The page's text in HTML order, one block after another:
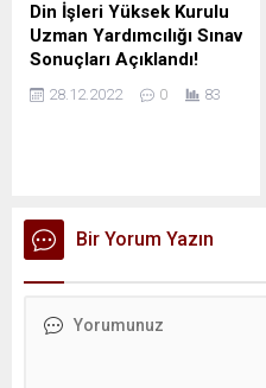
Din İşleri Yüksek Kurulu
Uzman Yardımcılığı Sınav
Sonuçları Açıklandı!
28.12.2022 0 83
Bir Yorum Yazın